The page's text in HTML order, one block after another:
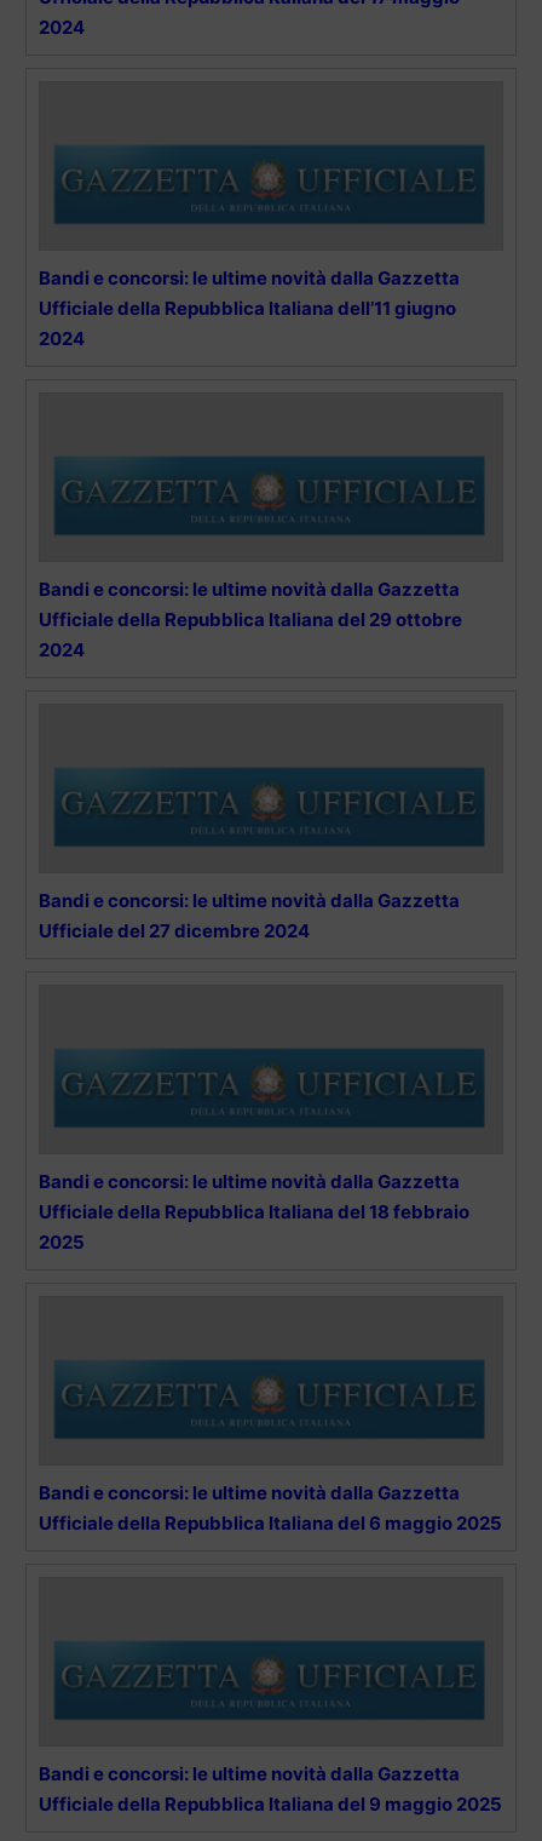
2024
Bandi e concorsi: le ultime novità dalla Gazzetta
Ufficiale della Repubblica Italiana dell’11 giugno
2024
Bandi e concorsi: le ultime novità dalla Gazzetta
Ufficiale della Repubblica Italiana del 29 ottobre
2024
Bandi e concorsi: le ultime novità dalla Gazzetta
Ufficiale del 27 dicembre 2024
Bandi e concorsi: le ultime novità dalla Gazzetta
Ufficiale della Repubblica Italiana del 18 febbraio
2025
Bandi e concorsi: le ultime novità dalla Gazzetta
Ufficiale della Repubblica Italiana del 6 maggio 2025
Bandi e concorsi: le ultime novità dalla Gazzetta
Ufficiale della Repubblica Italiana del 9 maggio 2025